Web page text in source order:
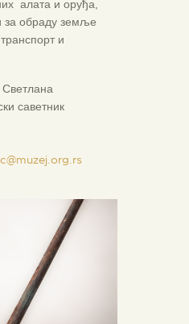
алата и оруђа,
за обраду земље
и
Светлана
саветник